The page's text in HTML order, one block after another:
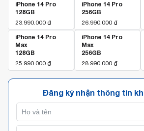
iPhone 14 Pro
128GB
23.990.000 ₫
iPhone 14 Pro
256GB
26.990.000 ₫
iPhone 14 Pro
Max
128GB
25.990.000 ₫
iPhone 14 Pro
Max
256GB
28.990.000 ₫
Đăng ký nhận thông tin